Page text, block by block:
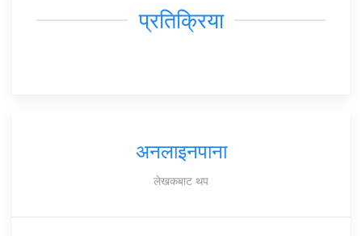
प्रतिक्रिया
अनलाइनपाना
लेखकबाट थप